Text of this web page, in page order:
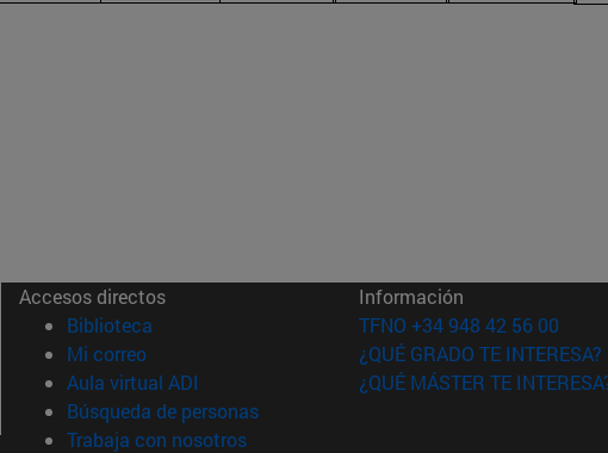
Accesos directos
Biblioteca (abre en nueva ventana)
Mi correo(abre en nueva ventana)
Aula virtual ADI (abre en nueva ventana)
Búsqueda de personas(abre en nueva ventana)
Trabaja con nosotros(abre en nueva ventana)
Información
TFNO +34 948 42 56 00
¿QUÉ GRADO TE INTERESA?
¿QUÉ MÁSTER TE